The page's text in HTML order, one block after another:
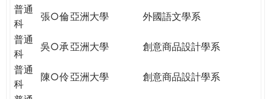
普通
科
張○倫亞洲大學
外國語文學系
普通
科
吳○承亞洲大學
創意商品設計學系
普通
科
陳○伶亞洲大學
創意商品設計學系